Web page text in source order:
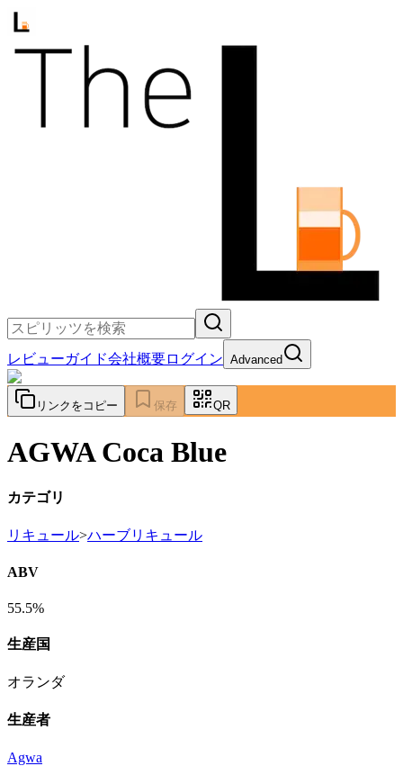
レビューガイド会社概要ログイン Advanced
リンクをコピー 保存 QR
AGWA Coca Blue
カテゴリ
リキュール>ハーブリキュール
ABV
55.5%
生産国
オランダ
生産者
Agwa